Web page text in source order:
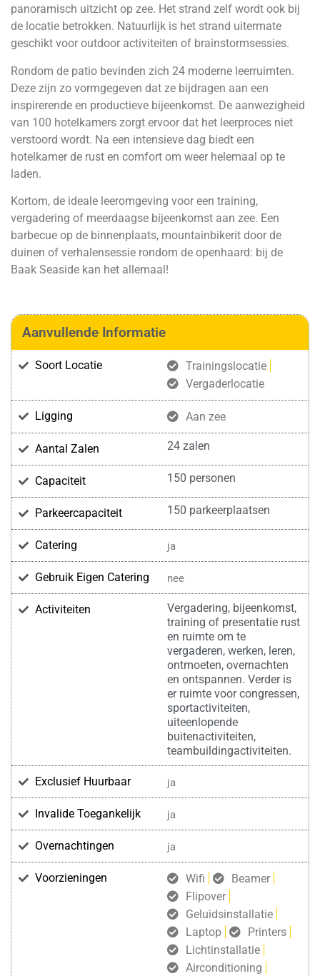
panoramisch uitzicht op zee. Het strand zelf wordt ook bij
de locatie betrokken. Natuurlijk is het strand uitermate
geschikt voor outdoor activiteiten of brainstormsessies.
Rondom de patio bevinden zich 24 moderne leerruimten.
Deze zijn zo vormgegeven dat ze bijdragen aan een
inspirerende en productieve bijeenkomst. De aanwezigheid
van 100 hotelkamers zorgt ervoor dat het leerproces niet
verstoord wordt. Na een intensieve dag biedt een
hotelkamer de rust en comfort om weer helemaal op te
laden.
Kortom, de ideale leeromgeving voor een training,
vergadering of meerdaagse bijeenkomst aan zee. Een
barbecue op de binnenplaats, mountainbikerit door de
duinen of verhalensessie rondom de openhaard: bij de
Baak Seaside kan het allemaal!
Aanvullende Informatie
Soort Locatie
Trainingslocatie
Vergaderlocatie
Ligging Aan zee
Aantal Zalen 24 zalen
Capaciteit 150 personen
Parkeercapaciteit 150 parkeerplaatsen
Catering ja
Gebruik Eigen Catering nee
Activiteiten
Vergadering, bijeenkomst,
training of presentatie rust
en ruimte om te
vergaderen, werken, leren,
ontmoeten, overnachten
en ontspannen. Verder is
er ruimte voor congressen,
sportactiviteiten,
uiteenlopende
buitenactiviteiten,
teambuildingactiviteiten.
Exclusief Huurbaar ja
Invalide Toegankelijk ja
Overnachtingen ja
Voorzieningen Wifi
Beamer
Flipover
Geluidsinstallatie
Laptop
Printers
Lichtinstallatie
Airconditioning